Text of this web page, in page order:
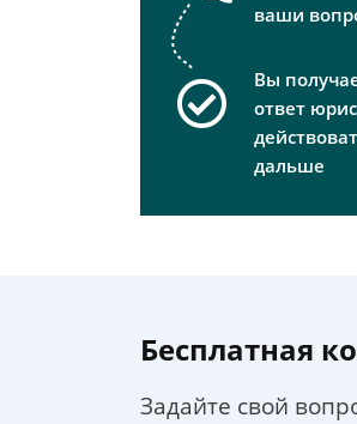
ваши
Вы
ответ
дальше
Бесплатная
Задайте свой